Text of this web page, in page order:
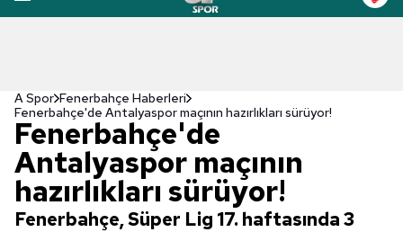
A Spor Fenerbahçe Haberleri
Fenerbahçe'de Antalyaspor maçının hazırlıkları sürüyor!
Fenerbahçe'de
Antalyaspor maçının
hazırlıkları sürüyor!
Fenerbahçe, Süper Lig 17. haftasında 3